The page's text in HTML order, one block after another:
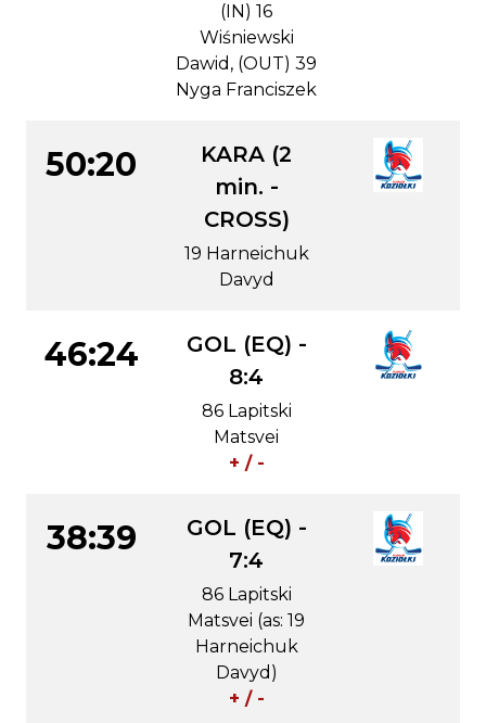
(IN) 16
Wiśniewski
Dawid, (OUT) 39
Nyga Franciszek
50:20
KARA (2
min. -
CROSS)
19 Harneichuk
Davyd
46:24
GOL (EQ) -
8:4
86 Lapitski
Matsvei
+ / -
38:39
GOL (EQ) -
7:4
86 Lapitski
Matsvei (as: 19
Harneichuk
Davyd)
+ / -